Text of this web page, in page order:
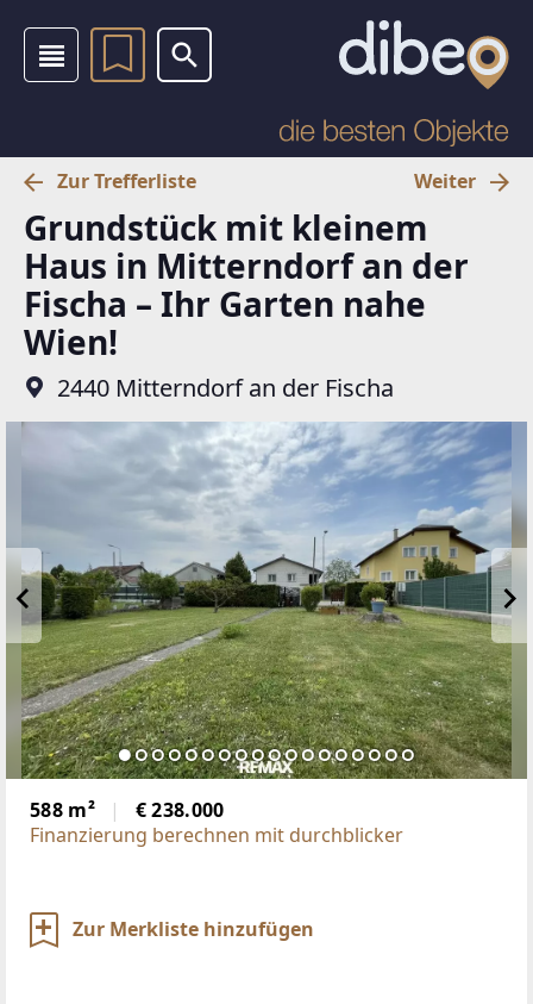
Zur Trefferliste Weiter
Grundstück mit kleinem
Haus in Mitterndorf an der
Fischa – Ihr Garten nahe
Wien!
2440 Mitterndorf an der Fischa
588 m²
€ 238.000
Finanzierung berechnen mit durchblicker
Zur Merkliste hinzufügen